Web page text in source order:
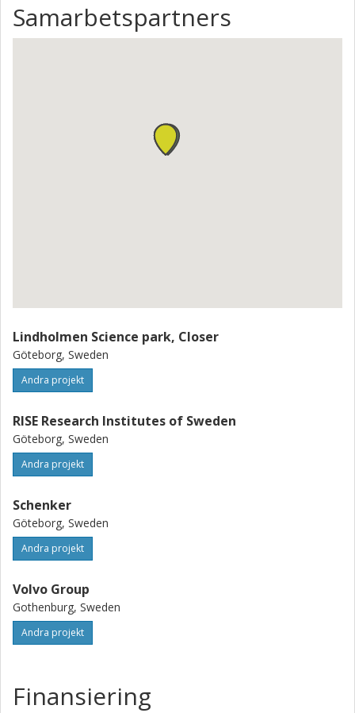
Samarbetspartners
Lindholmen Science park, Closer
Göteborg, Sweden
Andra projekt
RISE Research Institutes of Sweden
Göteborg, Sweden
Andra projekt
Schenker
Göteborg, Sweden
Andra projekt
Volvo Group
Gothenburg, Sweden
Andra projekt
Finansiering